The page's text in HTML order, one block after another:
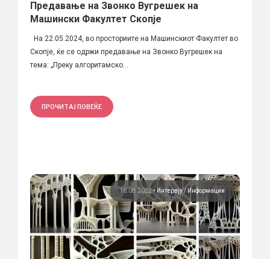
Предавање на Звонко Вугрешек на
Машински Факултет Скопје
На 22.05.2024, во просториите на Машинскиот Факултет во
Скопје, ќе се одржи предавање на Звонко Вугрешек на
тема: „Преку алгоритамско...
ПРОЧИТАЈ ПОВЕЌЕ
16.08.2022• Интервју Информации